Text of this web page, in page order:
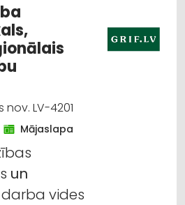
LV-4201
Mājaslapa
un
vides